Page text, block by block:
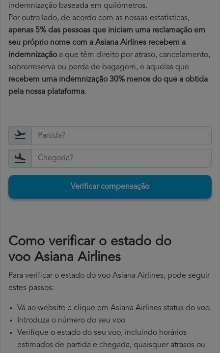
indemnização baseada em quilómetros.
Por outro lado, de acordo com as nossas estatísticas,
apenas 5% das pessoas que iniciam uma reclamação em
seu próprio nome com a Asiana Airlines recebem a
indemnizaçãoa que têm direito por atraso, cancelamento,
sobrerreserva ou perda de bagagem, e aquelas que
recebem uma indemnização 30% menos do que a obtida
pela nossa plataforma.
Verificar compensação
​Como verificar o estado do
voo Asiana Airlines
Para verificar o estado do voo Asiana Airlines, pode seguir
estes passos:
Vá ao website e clique em Asiana Airlines status do voo.
Introduza o número do seu voo
Verifique o estado do seu voo, incluindo horários
estimados de partida e chegada, quaisquer atrasos ou